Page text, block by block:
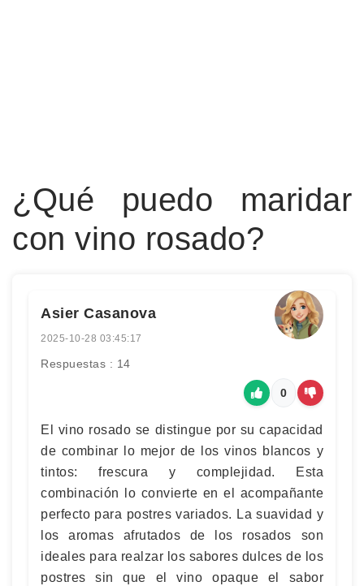
¿Qué puedo maridar
con vino rosado?
Asier Casanova
2025-10-28 03:45:17
Respuestas : 14
0
El vino rosado se distingue por su capacidad
de combinar lo mejor de los vinos blancos y
tintos: frescura y complejidad. Esta
combinación lo convierte en el acompañante
perfecto para postres variados. La suavidad y
los aromas afrutados de los rosados son
ideales para realzar los sabores dulces de los
postres sin que el vino opaque el sabor